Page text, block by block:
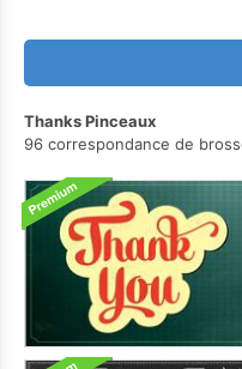
Thanks Pinceaux
96 correspondance de